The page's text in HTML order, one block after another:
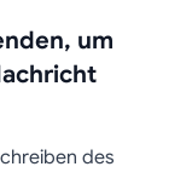
um
des